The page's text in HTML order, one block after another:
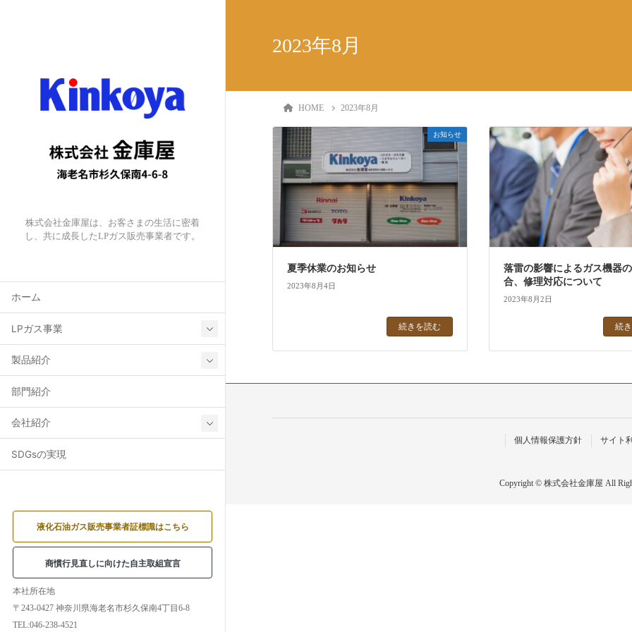
株式会社金庫屋は、お客さまの生活に密着
し、共に成長したLPガス販売事業者です。
ホーム
LPガス事業
製品紹介
部門紹介
会社紹介
SDGsの実現
液化石油ガス販売事業者証標識はこちら
商慣行見直しに向けた自主取組宣言
本社所在地
〒243-0427 神奈川県海老名市杉久保南4丁目6-8
TEL:046-238-4521
2023年8月
HOME 2023年8月
お知らせ
夏季休業のお知らせ
2023年8月4日
続きを読む
落雷の影響によるガス機器
合、修理対応について
2023年8月2日
続
個人情報保護方針 サイト
Copyright © 株式会社金庫屋 All